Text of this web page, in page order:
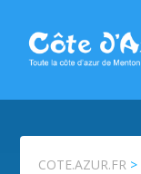
COTE.AZUR.FR >